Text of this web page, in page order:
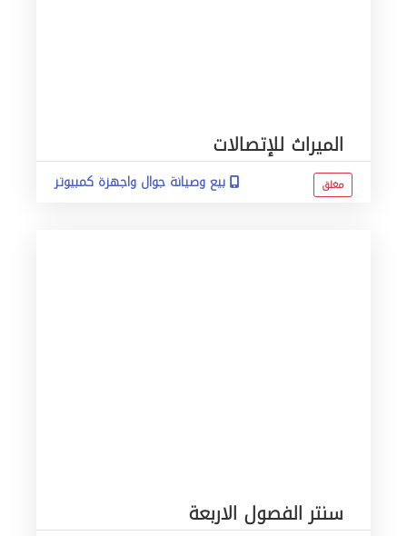
الميراث للإتصالات
بيع وصيانة جوال واجهزة كمبيوتر مغلق
سنتر الفصول الاربعة